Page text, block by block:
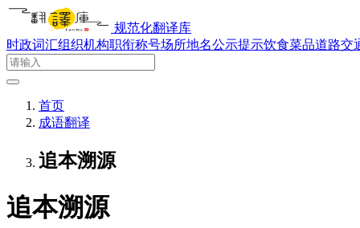
规范化翻译库
时政词汇组织机构职衔称号场所地名公示提示饮食菜品道路交
首页
成语翻译
追本溯源
追本溯源